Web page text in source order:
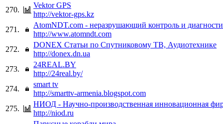
270.
Vektor GPS
http://vektor-gps.kz
271.
AtomNDT.com - неразрушающий контроль и
http://www.atomndt.com
272.
DONEX Статьи по Спутниковому ТВ, Аудиотехнике
http://donex.dn.ua
273.
24REAL.BY
http://24real.by/
274.
smart tv
http://smarttv-armenia.blogspot.com
275.
НИОД - Научно-производственная инновационная
http://niod.ru